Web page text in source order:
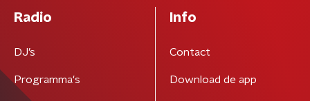
Radio
DJ’s
Programma's
Info
Contact
Download de app